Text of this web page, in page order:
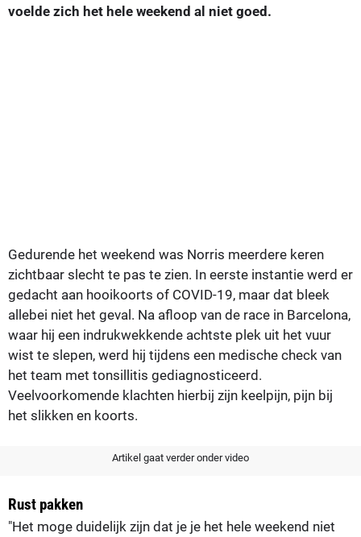
voelde zich het hele weekend al niet goed.
Gedurende het weekend was Norris meerdere keren
zichtbaar slecht te pas te zien. In eerste instantie werd er
gedacht aan hooikoorts of COVID-19, maar dat bleek
allebei niet het geval. Na afloop van de race in Barcelona,
waar hij een indrukwekkende achtste plek uit het vuur
wist te slepen, werd hij tijdens een medische check van
het team met tonsillitis gediagnosticeerd.
Veelvoorkomende klachten hierbij zijn keelpijn, pijn bij
het slikken en koorts.
Artikel gaat verder onder video
Rust pakken
"Het moge duidelijk zijn dat je je het hele weekend niet